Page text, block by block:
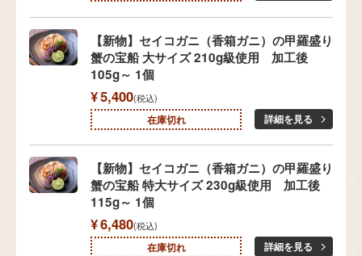
【新物】セイコガニ（香箱ガニ）の甲羅盛り
蟹の宝船 大サイズ 210g級使用 加工後
105g～ 1個
¥5,400 税込
在庫切れ 詳細を見る
【新物】セイコガニ（香箱ガニ）の甲羅盛り
蟹の宝船 特大サイズ 230g級使用 加工後
115g～ 1個
¥6,480 税込
在庫切れ 詳細を見る